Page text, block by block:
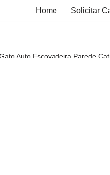
Home Solicitar
Auto Escovadeira Parede